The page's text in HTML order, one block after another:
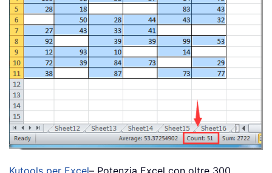
Kutools per Excel– Potenzia Excel con oltre 300